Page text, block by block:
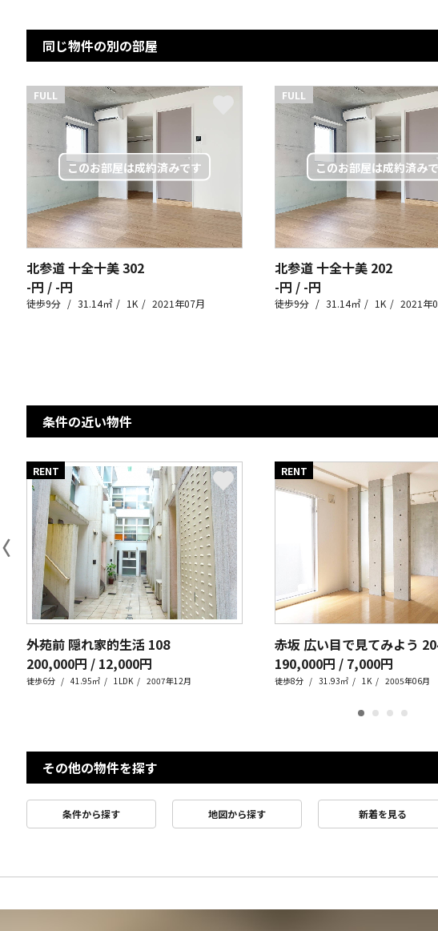
同じ物件の別の部屋
FULL
北参道 十全十美302
-円 / -円
徒歩9分 31.14㎡ 1K 2021年07月
FULL
北参道 十全十美 202
-円 / -円
徒歩9分 31.14㎡ 1K 2021年
条件の近い物件
RENT
外苑前 隠れ家的生活 108
200,000円 / 12,000円
徒歩6分 41.95㎡ 1LDK 2007年12月
RENT
赤坂 広い目で見てみよう
190,000円 / 7,000円
徒歩8分 31.93㎡ 1K 2005年06月
〈
その他の物件を探す
条件から探す 地図から探す 新着を見る